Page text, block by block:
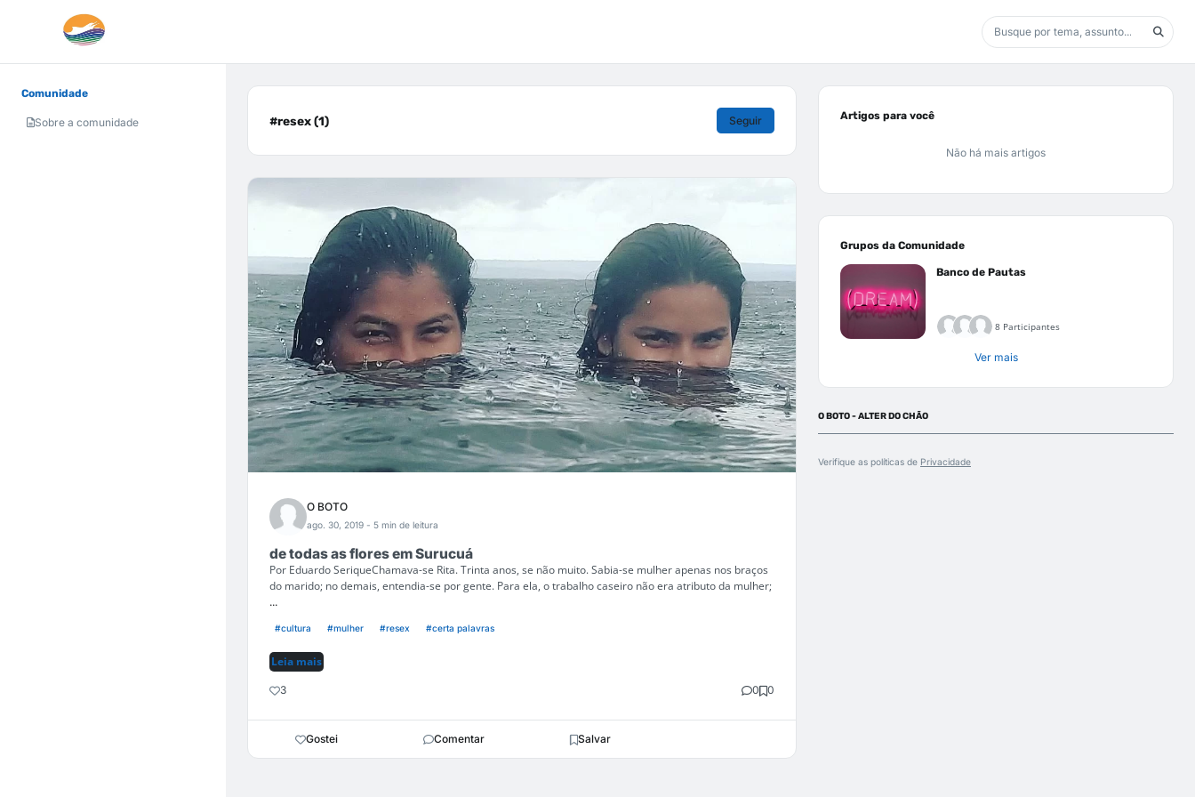
Comunidade
Sobre a comunidade #resex (1) Seguir
O BOTO
ago. 30, 2019 - 5 min de leitura
de todas as flores em Surucuá
Por Eduardo SeriqueChamava-se Rita. Trinta anos, se não muito. Sabia-se mulher apenas nos braços
do marido; no demais, entendia-se por gente. Para ela, o trabalho caseiro não era atributo da mulher;
...
#cultura #mulher #resex #certa palavras
Leia mais
3 0 0
Gostei Comentar Salvar
Artigos para você
Não há mais artigos
Grupos da Comunidade
Banco de Pautas
8 Participantes
Ver mais
O BOTO - ALTER DO CHÃO
Verifique as políticas de Privacidade